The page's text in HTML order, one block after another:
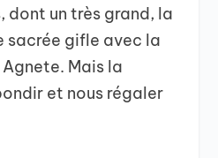
dont un très grand, la
sacrée gifle avec la
Mais la
et nous régaler